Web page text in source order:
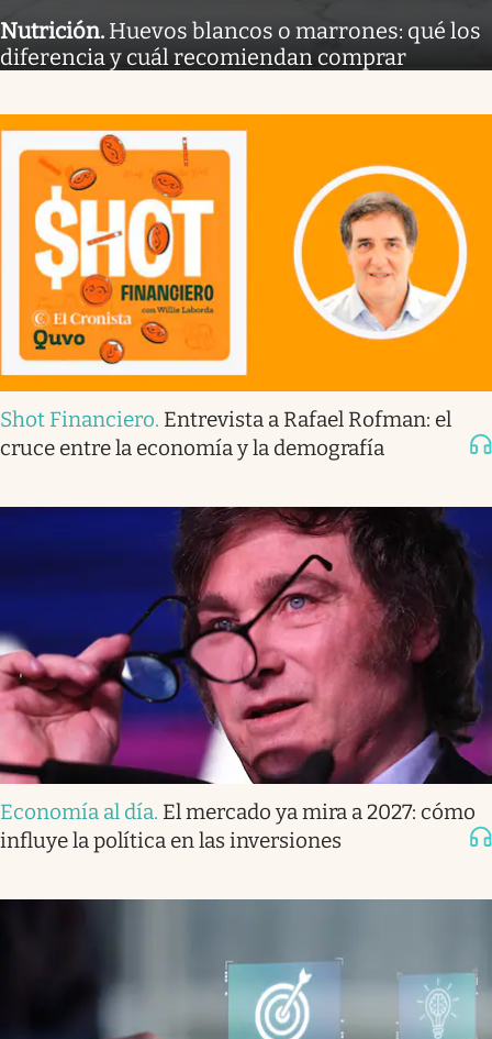
Nutrición. Huevos blancos o marrones: qué los
diferencia y cuál recomiendan comprar
Shot Financiero. Entrevista a Rafael Rofman: el
cruce entre la economía y la demografía
Economía al día. El mercado ya mira a 2027: cómo
influye la política en las inversiones